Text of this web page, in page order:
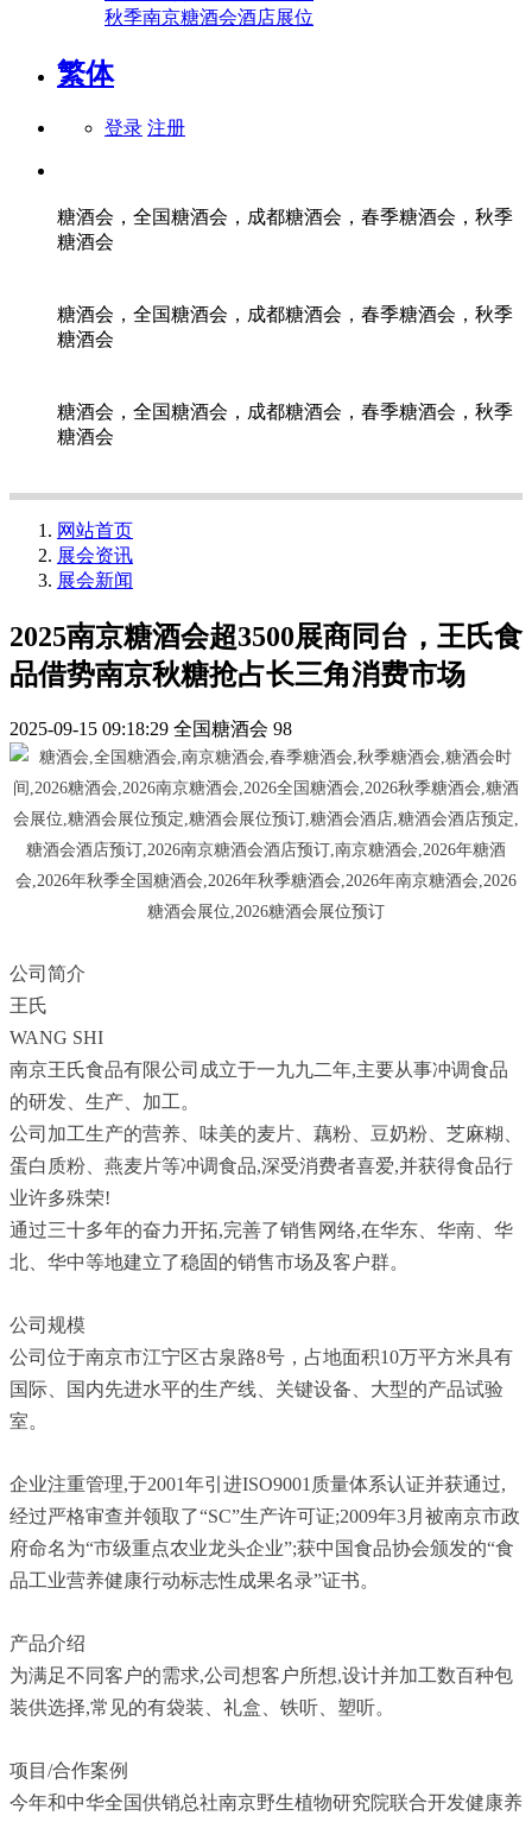
秋季南京糖酒会酒店展位
繁体
登录 注册
糖酒会，全国糖酒会，成都糖酒会，春季糖酒会，秋季
糖酒会
糖酒会，全国糖酒会，成都糖酒会，春季糖酒会，秋季
糖酒会
糖酒会，全国糖酒会，成都糖酒会，春季糖酒会，秋季
糖酒会
网站首页
展会资讯
展会新闻
2025南京糖酒会超3500展商同台，王氏食
品借势南京秋糖抢占长三角消费市场
2025-09-15 09:18:29 全国糖酒会 98
公司简介
王氏
WANG SHI
南京王氏食品有限公司成立于一九九二年,主要从事冲调食品
的研发、生产、加工。
公司加工生产的营养、味美的麦片、藕粉、豆奶粉、芝麻糊、
蛋白质粉、燕麦片等冲调食品,深受消费者喜爱,并获得食品行
业许多殊荣!
通过三十多年的奋力开拓,完善了销售网络,在华东、华南、华
北、华中等地建立了稳固的销售市场及客户群。
公司规模
公司位于南京市江宁区古泉路8号，占地面积10万平方米具有
国际、国内先进水平的生产线、关键设备、大型的产品试验
室。
企业注重管理,于2001年引进ISO9001质量体系认证并获通过,
经过严格审查并领取了“SC”生产许可证;2009年3月被南京市政
府命名为“市级重点农业龙头企业”;获中国食品协会颁发的“食
品工业营养健康行动标志性成果名录”证书。
产品介绍
为满足不同客户的需求,公司想客户所想,设计并加工数百种包
装供选择,常见的有袋装、礼盒、铁听、塑听。
项目/合作案例
今年和中华全国供销总社南京野生植物研究院联合开发健康养